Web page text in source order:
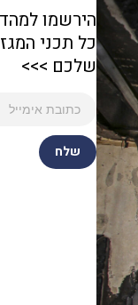
הירשמו
כל תכני
שלכם >>>